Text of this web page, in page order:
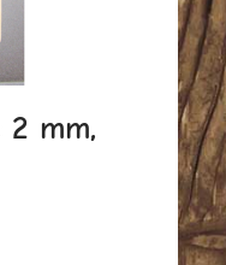
mm,